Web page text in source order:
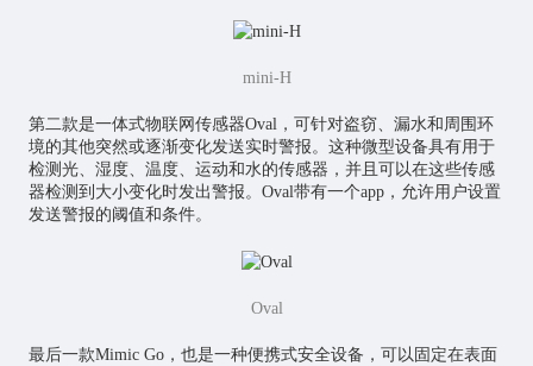
mini-H
第二款是一体式物联网传感器Oval，可针对盗窃、漏水和周围环
境的其他突然或逐渐变化发送实时警报。这种微型设备具有用于
检测光、湿度、温度、运动和水的传感器，并且可以在这些传感
器检测到大小变化时发出警报。Oval带有一个app，允许用户设置
发送警报的阈值和条件。
Oval
最后一款Mimic Go，也是一种便携式安全设备，可以固定在表面